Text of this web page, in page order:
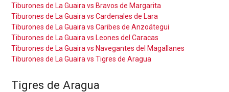
Tiburones de La Guaira vs Bravos de Margarita
Tiburones de La Guaira vs Cardenales de Lara
Tiburones de La Guaira vs Caribes de Anzoátegui
Tiburones de La Guaira vs Leones del Caracas
Tiburones de La Guaira vs Navegantes del Magallanes
Tiburones de La Guaira vs Tigres de Aragua
Tigres de Aragua